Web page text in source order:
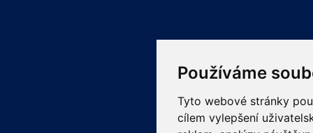
Používáme
Tyto webové stránky
cílem vylepšení